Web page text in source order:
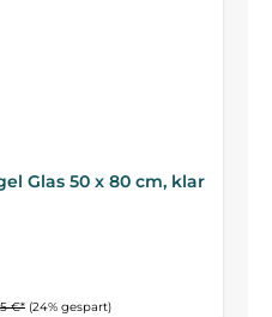
Glas 50 x 80 cm, klar
€* (24% gespart)